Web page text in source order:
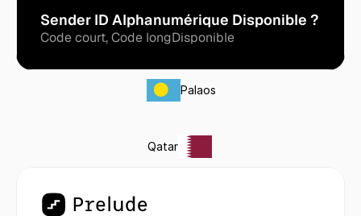
Sender ID Alphanumérique Disponible ?
Code court, Code longDisponible
Palaos
Qatar